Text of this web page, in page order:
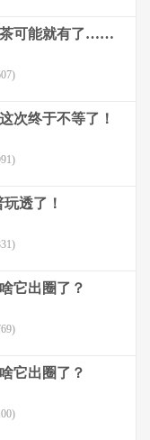
茶可能就有了……
次终于不等了！
透了！
它出圈了？
它出圈了？